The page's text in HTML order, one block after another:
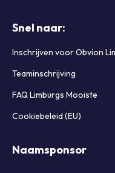
Snel naar:
Inschrijven voor Obvion
Teaminschrijving
FAQ Limburgs Mooiste
Cookiebeleid (EU)
Naamsponsor